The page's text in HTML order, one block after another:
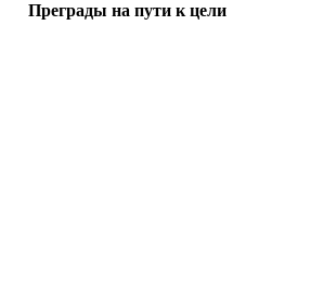
Преграды на пути к цели